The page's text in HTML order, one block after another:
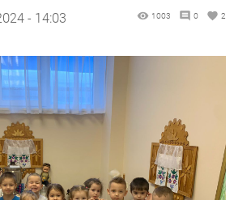
- 14:03 1003 0 2